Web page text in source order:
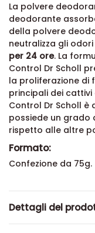
La polvere
deodorante
della polvere
neutralizza gli
per 24 ore. La
Control Dr Scholl
la proliferazione di
principali dei
Control Dr Scholl
possiede un grado
rispetto alle altre
Formato:
Confezione da 75g.
Dettagli del